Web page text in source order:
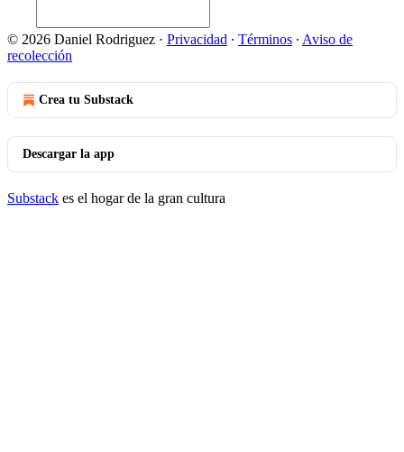
© 2026 Daniel Rodriguez · Privacidad ∙ Términos ∙ Aviso de
recolección
Crea tu Substack
Descargar la app
Substack es el hogar de la gran cultura